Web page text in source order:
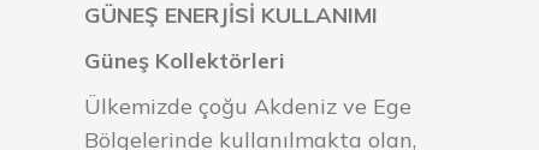
GÜNEŞ ENERJİSİ KULLANIMI
Güneş Kollektörleri
Ülkemizde çoğu Akdeniz ve Ege
Bölgelerinde kullanılmakta olan,